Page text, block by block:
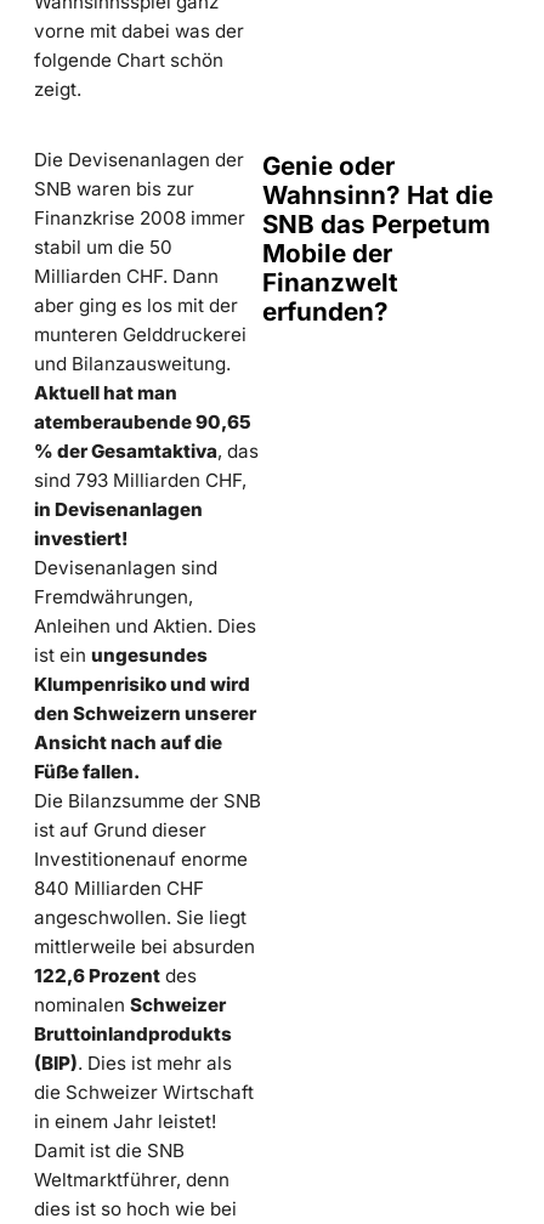
vorne mit dabei was der
folgende Chart schön
zeigt.
Die Devisenanlagen der
SNB waren bis zur
Finanzkrise 2008 immer
stabil um die 50
Milliarden CHF. Dann
aber ging es los mit der
munteren Gelddruckerei
und Bilanzausweitung.
Aktuell hat man
atemberaubende 90,65
% der Gesamtaktiva, das
sind 793 Milliarden CHF,
in Devisenanlagen
investiert!
Devisenanlagen sind
Fremdwährungen,
Anleihen und Aktien. Dies
ist ein ungesundes
Klumpenrisiko und wird
den Schweizern unserer
Ansicht nach auf die
Füße fallen.
Die Bilanzsumme der SNB
ist auf Grund dieser
Investitionenauf enorme
840 Milliarden CHF
angeschwollen. Sie liegt
mittlerweile bei absurden
122,6 Prozent des
nominalen Schweizer
Bruttoinlandprodukts
(BIP). Dies ist mehr als
die Schweizer Wirtschaft
in einem Jahr leistet!
Damit ist die SNB
Weltmarktführer, denn
dies ist so hoch wie bei
Genie oder
Wahnsinn? Hat die
SNB das Perpetum
Mobile der
Finanzwelt
erfunden?